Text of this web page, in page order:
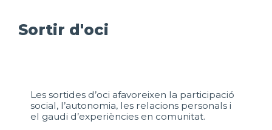
Sortir d'oci
Les sortides d’oci afavoreixen la participació
social, l’autonomia, les relacions personals i
el gaudi d’experiències en comunitat.